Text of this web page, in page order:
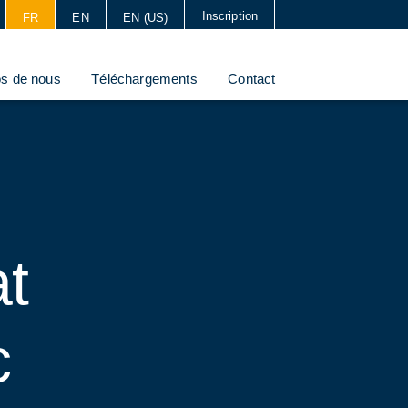
FR EN EN (US) Inscription
de nous Téléchargements Contact